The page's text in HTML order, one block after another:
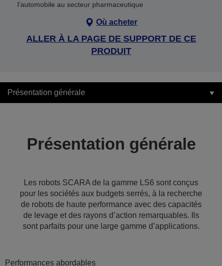
l’automobile au secteur pharmaceutique
Où acheter
ALLER À LA PAGE DE SUPPORT DE CE
PRODUIT
Présentation générale
Présentation générale
Les robots SCARA de la gamme LS6 sont conçus
pour les sociétés aux budgets serrés, à la recherche
de robots de haute performance avec des capacités
de levage et des rayons d’action remarquables. Ils
sont parfaits pour une large gamme d’applications.
Performances abordables